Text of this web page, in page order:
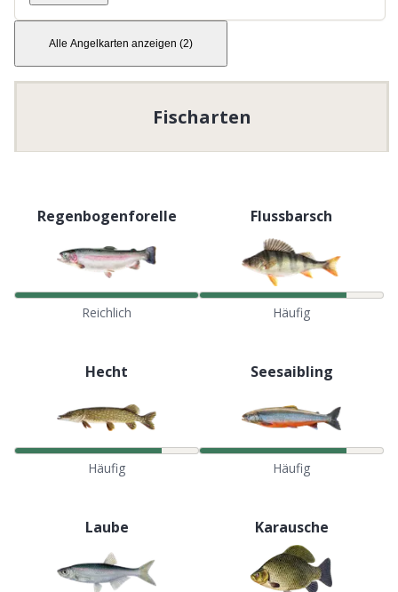
Barn och barnbarn, 15 år och yngre, får fiska
tillsammans med vuxen som har giltigt fiskekort.
Fångsten är max det som står tillåtet på
Alle Angelkarten anzeigen (2)
Fischarten
Regenbogenforelle
Reichlich
Flussbarsch
Häufig
Hecht
Häufig
Seesaibling
Häufig
Laube Karausche